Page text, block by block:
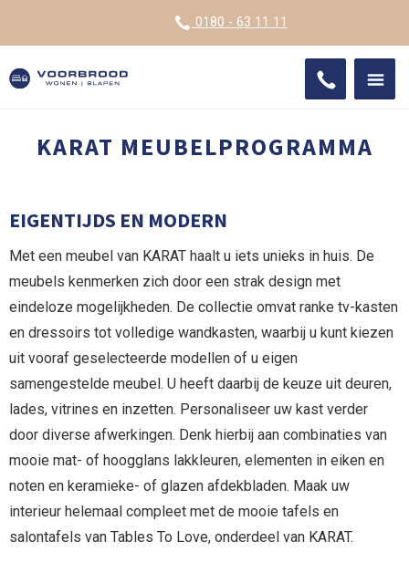
0180 - 63 11 11
KARAT MEUBELPROGRAMMA
EIGENTIJDS EN MODERN
Met een meubel van KARAT haalt u iets unieks in huis. De
meubels kenmerken zich door een strak design met
eindeloze mogelijkheden. De collectie omvat ranke tv-kasten
en dressoirs tot volledige wandkasten, waarbij u kunt kiezen
uit vooraf geselecteerde modellen of u eigen
samengestelde meubel. U heeft daarbij de keuze uit deuren,
lades, vitrines en inzetten. Personaliseer uw kast verder
door diverse afwerkingen. Denk hierbij aan combinaties van
mooie mat- of hoogglans lakkleuren, elementen in eiken en
noten en keramieke- of glazen afdekbladen. Maak uw
interieur helemaal compleet met de mooie tafels en
salontafels van Tables To Love, onderdeel van KARAT.